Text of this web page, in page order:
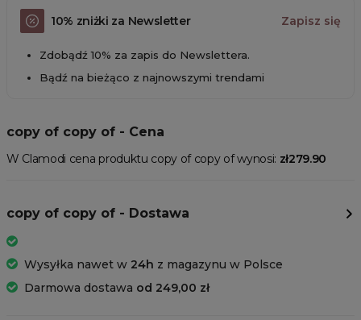
10% zniżki za Newsletter Zapisz się
Zdobądź 10% za zapis do Newslettera.
Bądź na bieżąco z najnowszymi trendami
copy of copy of - Cena
W Clamodi cena produktu copy of copy of wynosi: zł279.90
copy of copy of - Dostawa
Wysyłka nawet w 24h z magazynu w Polsce
Darmowa dostawa od 249,00 zł